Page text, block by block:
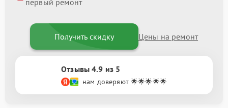
первый ремонт
Получить скидку Цены на ремонт
Отзывы 4.9 из 5
нам доверяют 🌟🌟🌟🌟🌟